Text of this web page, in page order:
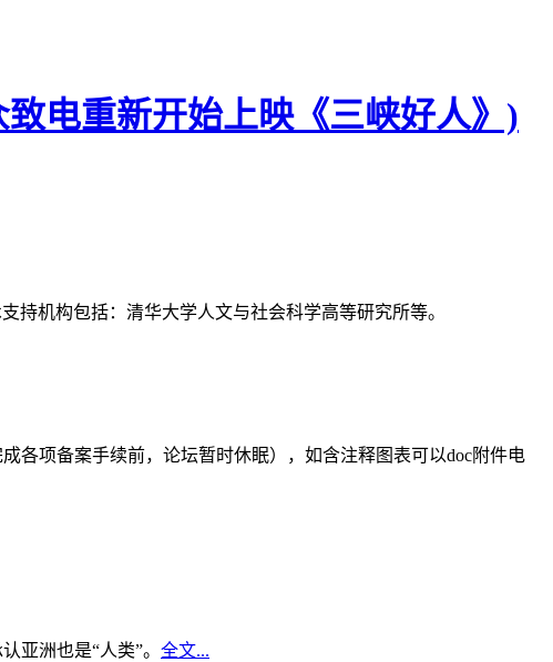
电重新开始上映《三峡好人》)
持机构包括：清华大学人文与社会科学高等研究所等。
各项备案手续前，论坛暂时休眠），如含注释图表可以doc附件电
亚洲也是“人类”。 全文...